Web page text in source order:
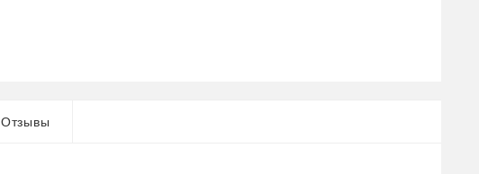
Отзывы